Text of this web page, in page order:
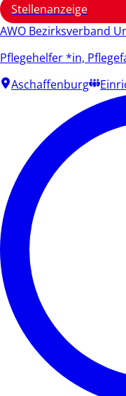
Stellenanzeige
AWO Bezirksverband
Pflegehelfer *in,
Aschaffenburg